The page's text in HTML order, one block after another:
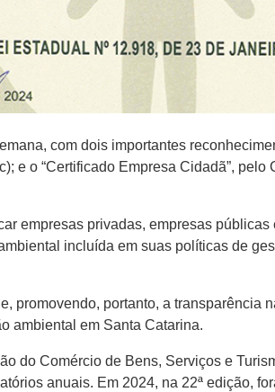
com dois importantes
e o “Certificado Empresa Cidadã”, pelo
empresas privadas, empresas
incluída em suas políticas de
promovendo, portanto, a transparência
ambiental em Santa Catarina.
do Comércio de Bens, Serviços e
anuais. Em 2024, na 22ª edição,